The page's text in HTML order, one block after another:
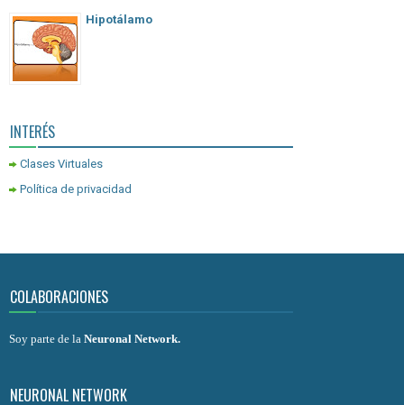
Hipotálamo
INTERÉS
Clases Virtuales
Política de privacidad
COLABORACIONES
Soy parte de la Neuronal Network.
NEURONAL NETWORK